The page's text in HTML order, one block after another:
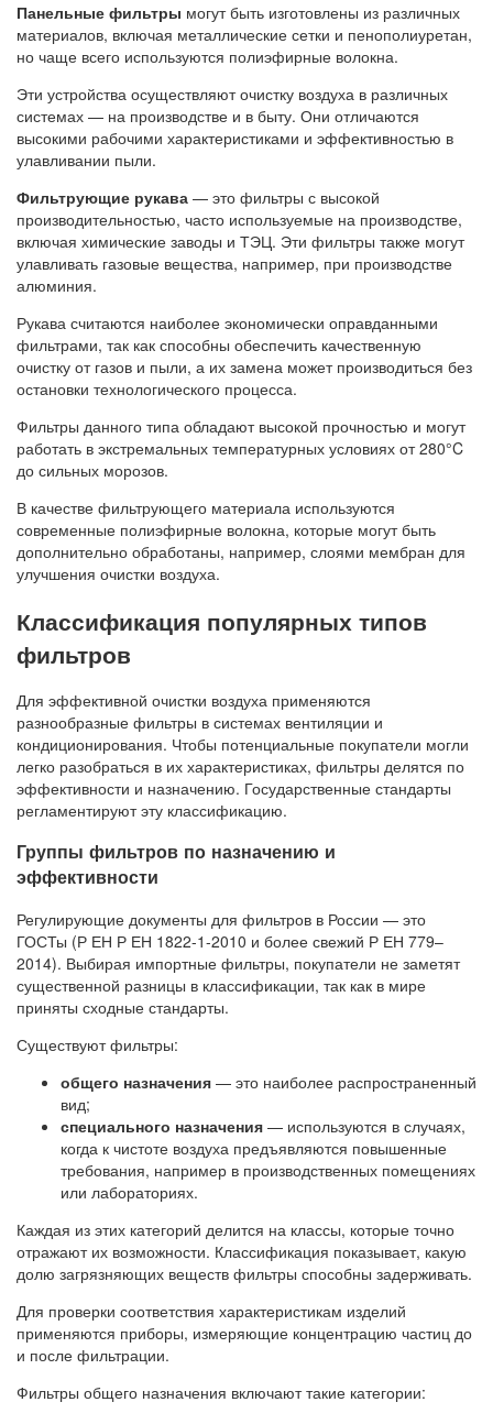
Панельные фильтры могут быть изготовлены из различных
материалов, включая металлические сетки и пенополиуретан,
но чаще всего используются полиэфирные волокна.
Эти устройства осуществляют очистку воздуха в различных
системах — на производстве и в быту. Они отличаются
высокими рабочими характеристиками и эффективностью в
улавливании пыли.
Фильтрующие рукава — это фильтры с высокой
производительностью, часто используемые на производстве,
включая химические заводы и ТЭЦ. Эти фильтры также могут
улавливать газовые вещества, например, при производстве
алюминия.
Рукава считаются наиболее экономически оправданными
фильтрами, так как способны обеспечить качественную
очистку от газов и пыли, а их замена может производиться без
остановки технологического процесса.
Фильтры данного типа обладают высокой прочностью и могут
работать в экстремальных температурных условиях от 280°C
до сильных морозов.
В качестве фильтрующего материала используются
современные полиэфирные волокна, которые могут быть
дополнительно обработаны, например, слоями мембран для
улучшения очистки воздуха.
Классификация популярных типов
фильтров
Для эффективной очистки воздуха применяются
разнообразные фильтры в системах вентиляции и
кондиционирования. Чтобы потенциальные покупатели могли
легко разобраться в их характеристиках, фильтры делятся по
эффективности и назначению. Государственные стандарты
регламентируют эту классификацию.
Группы фильтров по назначению и
эффективности
Регулирующие документы для фильтров в России — это
ГОСТы (Р ЕН Р ЕН 1822-1-2010 и более свежий Р ЕН 779–
2014). Выбирая импортные фильтры, покупатели не заметят
существенной разницы в классификации, так как в мире
приняты сходные стандарты.
Существуют фильтры:
общего назначения — это наиболее распространенный
вид;
специального назначения — используются в случаях,
когда к чистоте воздуха предъявляются повышенные
требования, например в производственных помещениях
или лабораториях.
Каждая из этих категорий делится на классы, которые точно
отражают их возможности. Классификация показывает, какую
долю загрязняющих веществ фильтры способны задерживать.
Для проверки соответствия характеристикам изделий
применяются приборы, измеряющие концентрацию частиц до
и после фильтрации.
Фильтры общего назначения включают такие категории: